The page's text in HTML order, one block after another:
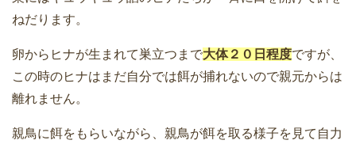
ねだります。
卵からヒナが生まれて巣立つまで大体２０日程度ですが、
この時のヒナはまだ自分では餌が捕れないので親元からは
離れません。
親鳥に餌をもらいながら、親鳥が餌を取る様子を見て自力